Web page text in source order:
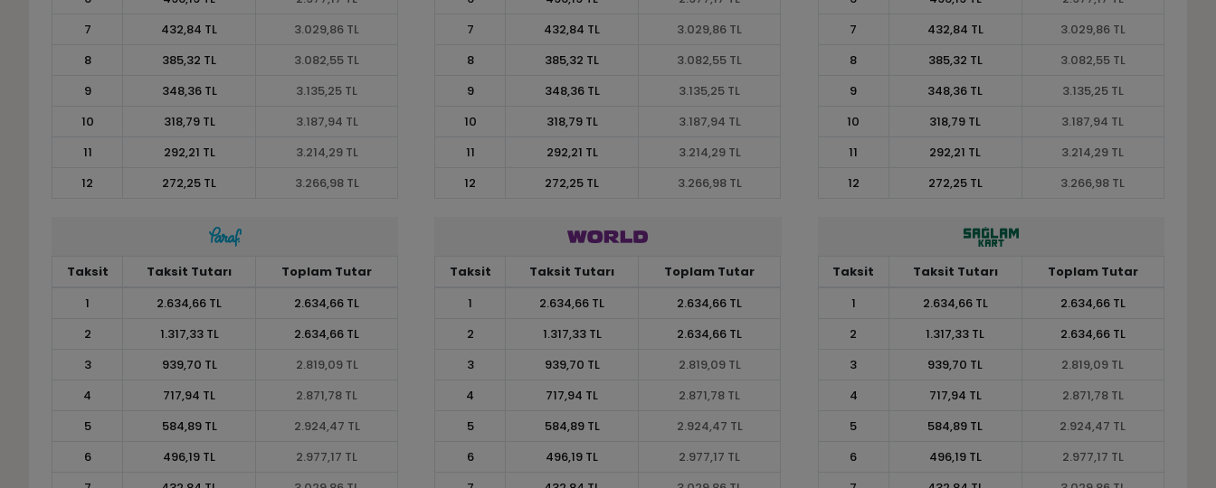
7
432,84 TL
3.029,86 TL
8
385,32 TL
3.082,55 TL
9
348,36 TL
3.135,25 TL
10
318,79 TL
3.187,94 TL
11
292,21 TL
3.214,29 TL
12
272,25 TL 3.266,98 TL
7
432,84 TL
3.029,86 TL
8
385,32 TL
3.082,55 TL
9
348,36 TL
3.135,25 TL
10
318,79 TL
3.187,94 TL
11
292,21 TL
3.214,29 TL
12
272,25 TL 3.266,98 TL
7
432,84 TL
3.029,86 TL
8
385,32 TL
3.082,55 TL
9
348,36 TL
3.135,25 TL
10
318,79 TL
3.187,94 TL
11
292,21 TL
3.214,29 TL
12
272,25 TL 3.266,98 TL
Taksit Taksit Tutarı
Toplam Tutar
1
2.634,66 TL
2.634,66 TL
2
1.317,33 TL
2.634,66 TL
3
939,70 TL
2.819,09 TL
4
717,94 TL
2.871,78 TL
5
584,89 TL
2.924,47 TL
6
496,19 TL
2.977,17 TL
Taksit Taksit Tutarı
Toplam Tutar
1
2.634,66 TL
2.634,66 TL
2
1.317,33 TL
2.634,66 TL
3
939,70 TL
2.819,09 TL
4
717,94 TL
2.871,78 TL
5
584,89 TL
2.924,47 TL
6
496,19 TL
2.977,17 TL
Taksit Taksit Tutarı
Toplam Tutar
1
2.634,66 TL
2.634,66 TL
2
1.317,33 TL
2.634,66 TL
3
939,70 TL
2.819,09 TL
4
717,94 TL
2.871,78 TL
5
584,89 TL
2.924,47 TL
6
496,19 TL
2.977,17 TL